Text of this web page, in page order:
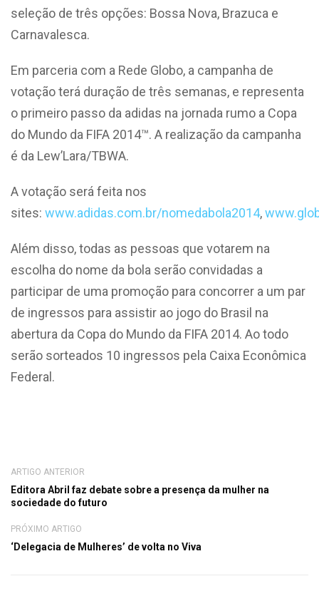
seleção de três opções: Bossa Nova, Brazuca e
Carnavalesca.
Em parceria com a Rede Globo, a campanha de
votação terá duração de três semanas, e representa
o primeiro passo da adidas na jornada rumo a Copa
do Mundo da FIFA 2014™. A realização da campanha
é da Lew’Lara/TBWA.
A votação será feita nos
sites: www.adidas.com.br/nomedabola2014,
Além disso, todas as pessoas que votarem na
escolha do nome da bola serão convidadas a
participar de uma promoção para concorrer a um par
de ingressos para assistir ao jogo do Brasil na
abertura da Copa do Mundo da FIFA 2014. Ao todo
serão sorteados 10 ingressos pela Caixa Econômica
Federal.
ARTIGO ANTERIOR
Editora Abril faz debate sobre a presença da mulher na
sociedade do futuro
PRÓXIMO ARTIGO
‘Delegacia de Mulheres’ de volta no Viva